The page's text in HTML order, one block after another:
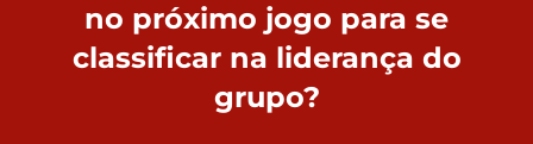
no próximo jogo para se
classificar na liderança do
grupo?